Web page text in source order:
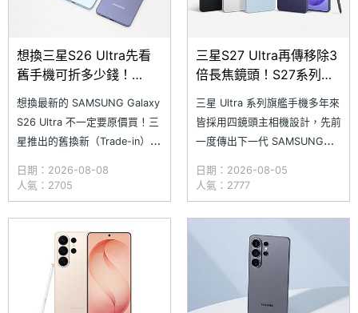
想換三星S26 Ultra先看
舊手機可折多少錢！
舊換新價格參考
想換最新的 SAMSUNG Galaxy
S26 Ultra 不一定要原價買！三
星推出的舊換新（Trade-in）方
抵，最高甚至有機會 0 元入
手。全新估價機制採用不分級制
度，並支援一次回收多台舊裝置
（手機、平板、手錶均可），大
幅降低換機預算，輕鬆升級新款
旗艦。究竟使用三
日期：2026-08-08
人氣：2705
三星S27 Ultra再傳移除3
倍長焦鏡頭！S27系列主
三星 Ultra 系列旗艦手機多年來
皆採用四鏡頭主相機設計，先前
一度傳出下一代 SAMSUNG
頭配置，但後續又有消息指出仍
會維持四鏡頭。不過，最新流傳
資訊再次指向 SAMSUNG
Galaxy S27 Ultra 將改採三鏡
頭主相機配置，同時也曝光 Ga
日期：2026-08-05
人氣：2777